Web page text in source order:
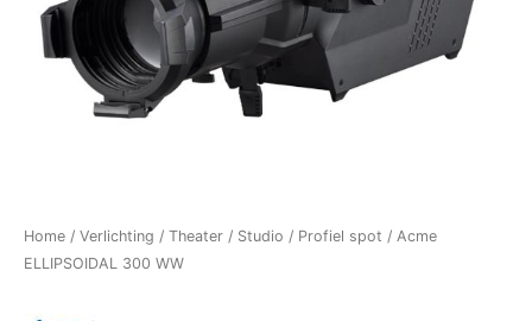
Home / Verlichting / Theater / Studio / Profiel spot / Acme
ELLIPSOIDAL 300 WW